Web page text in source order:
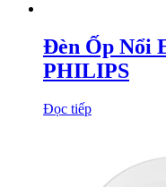
Đèn Ốp Nổi
PHILIPS
Đọc tiếp